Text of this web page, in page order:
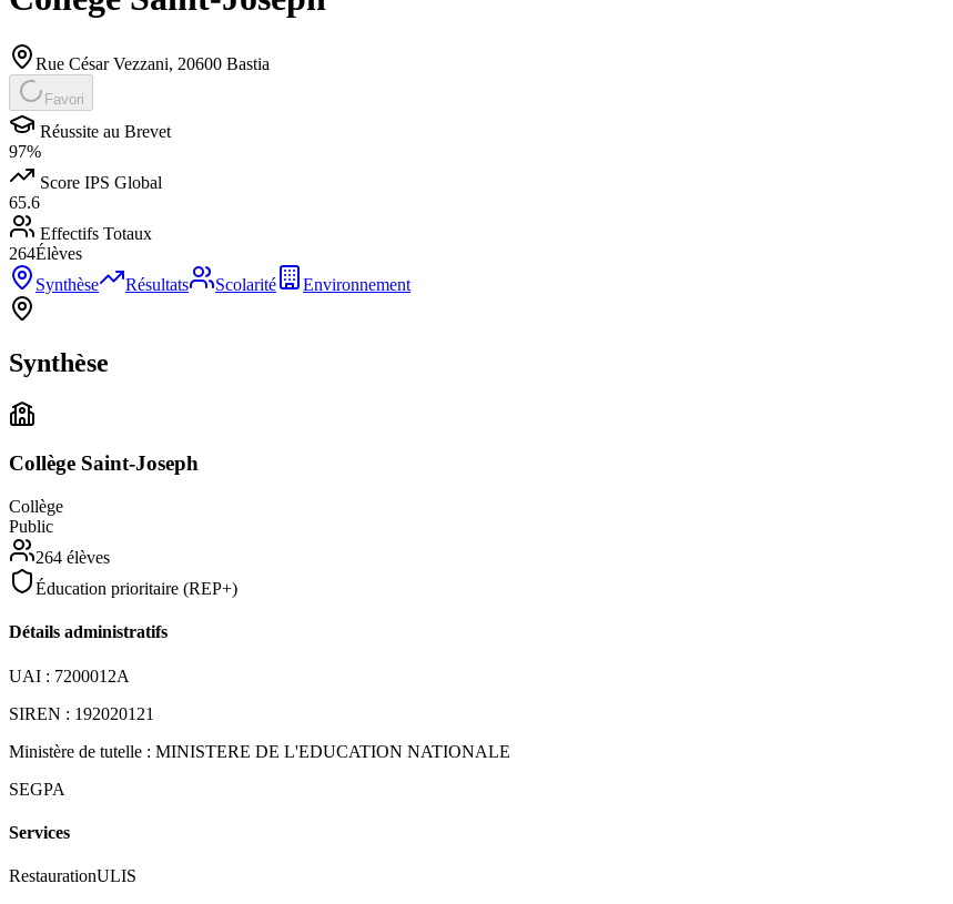
Rue César Vezzani, 20600 Bastia
Favori
Réussite au Brevet
97%
Score IPS Global
65.6
Effectifs Totaux
264Élèves
Synthèse
Résultats Scolarité Environnement
Synthèse
Collège Saint-Joseph
Collège
Public
264 élèves
Éducation prioritaire (REP+)
Détails administratifs
UAI : 7200012A
SIREN : 192020121
Ministère de tutelle : MINISTERE DE L'EDUCATION NATIONALE
SEGPA
Services
RestaurationULIS